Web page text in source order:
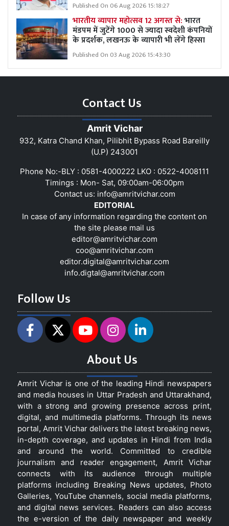
Published On 06 Aug 2026 15:18:27
भारतीय व्यापार महोत्सव 12 अगस्त से:भारत
मंडपम में जुटेंगे 1000 से ज्यादा स्वदेशी कंपनियों
के प्रदर्शक, लखनऊ के व्यापारी भी लेंगे हिस्सा
Published On 03 Aug 2026 15:43:30
Contact Us
Amrit Vichar
932, Katra Chand Khan, Pilibhit Bypass Road Bareilly
(U.P) 243001
Phone No:-BLY : 0581-4000222 LKO : 0522-4008111
Timings : Mon- Sat, 09:00am-06:00pm
Contact us: info@amritvichar.com
EDITORIAL
In case of any information regarding the content on
the site please mail us
editor@amritvichar.com
coo@amritvichar.com
editor.digital@amritvichar.com
info.digtal@amritvichar.com
Follow Us
About Us
Amrit Vichar is one of the leading Hindi newspapers
and media houses in Uttar Pradesh and Uttarakhand,
with a strong and growing presence across print,
digital, and multimedia platforms. Through its news
portal, Amrit Vichar delivers the latest breaking news,
in-depth coverage, and updates in Hindi from India
and around the world. Committed to credible
journalism and reader engagement, Amrit Vichar
connects with its audience through multiple
platforms including Breaking News updates, Photo
Galleries, YouTube channels, social media platforms,
and digital news services. Readers can also access
the e-version of the daily newspaper and weekly